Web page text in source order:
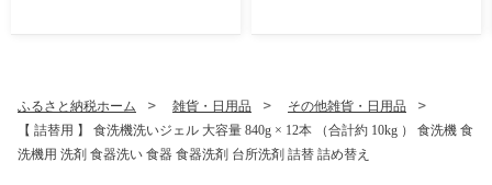
ふるさと納税ホーム 雑貨・日用品
その他雑貨・日用品
【 詰替用 】 食洗機洗いジェル 大容量 840g × 12本 （合計約 10kg ） 食洗機 食
洗機用 洗剤 食器洗い 食器 食器洗剤 台所洗剤 詰替 詰め替え